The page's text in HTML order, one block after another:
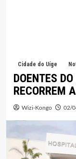
Cidade do Uíge
DOENTES
RECORREM
Wizi-Kongo 02/